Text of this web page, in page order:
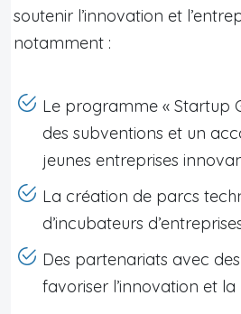
soutenir l’innovation et
notamment :
Le programme « Startup
des subventions et un
jeunes entreprises
La création de parcs
d’incubateurs
Des partenariats avec
favoriser l’innovation et